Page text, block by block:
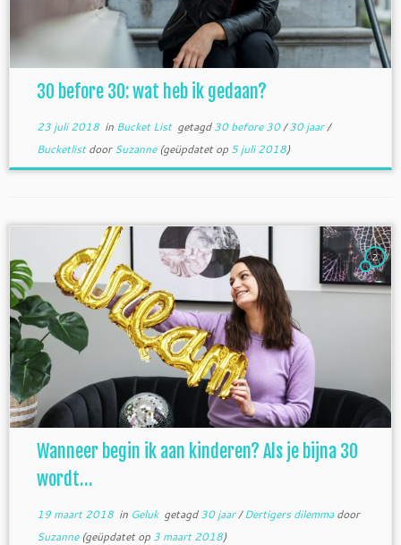
30 before 30: wat heb ik gedaan?
23 juli 2018in Bucket List getagd30 before 30/30 jaar/
BucketlistdoorSuzanne(geüpdatet op 5 juli 2018)
2
Wanneer begin ik aan kinderen? Als je bijna 30
wordt…
19 maart 2018in Geluk getagd30 jaar/Dertigers dilemmadoor
Suzanne(geüpdatet op 3 maart 2018)